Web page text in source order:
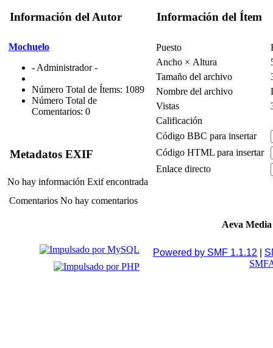
Información del Autor Información del Ítem
Mochuelo
- Administrador -
Número Total de Ítems: 1089
Número Total de
Comentarios: 0
Puesto
Ancho × Altura
Tamaño del archivo
Nombre del archivo
Vistas
Calificación
Código BBC para insertar
Código HTML para insertar
Enlace directo
Metadatos EXIF
No hay información Exif encontrada
Comentarios No hay comentarios
Aeva Media
Powered by SMF 1.1.12